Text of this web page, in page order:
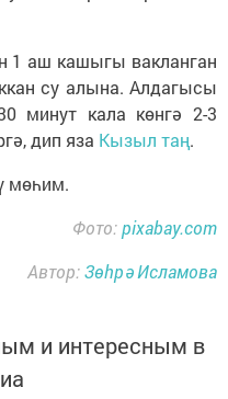
1 аш кашыгы вакланган
су алына. Алдагысы
минут кала көнгә 2-3
дип яза Кызыл таң.
мөһим.
Фото:pixabay.com
Автор:Зөһрә Исламова
и интересным в